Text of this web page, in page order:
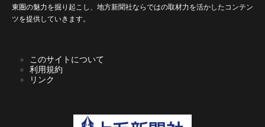
東圏の魅力を掘り起こし、地方新聞社ならではの取材力を活かしたコンテン
ツを提供していきます。
このサイトについて
利用規約
リンク